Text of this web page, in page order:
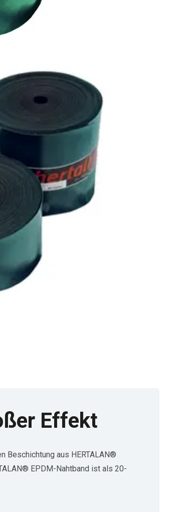
Effekt
Beschichtung aus HERTALAN®
EPDM-Nahtband ist als 20-